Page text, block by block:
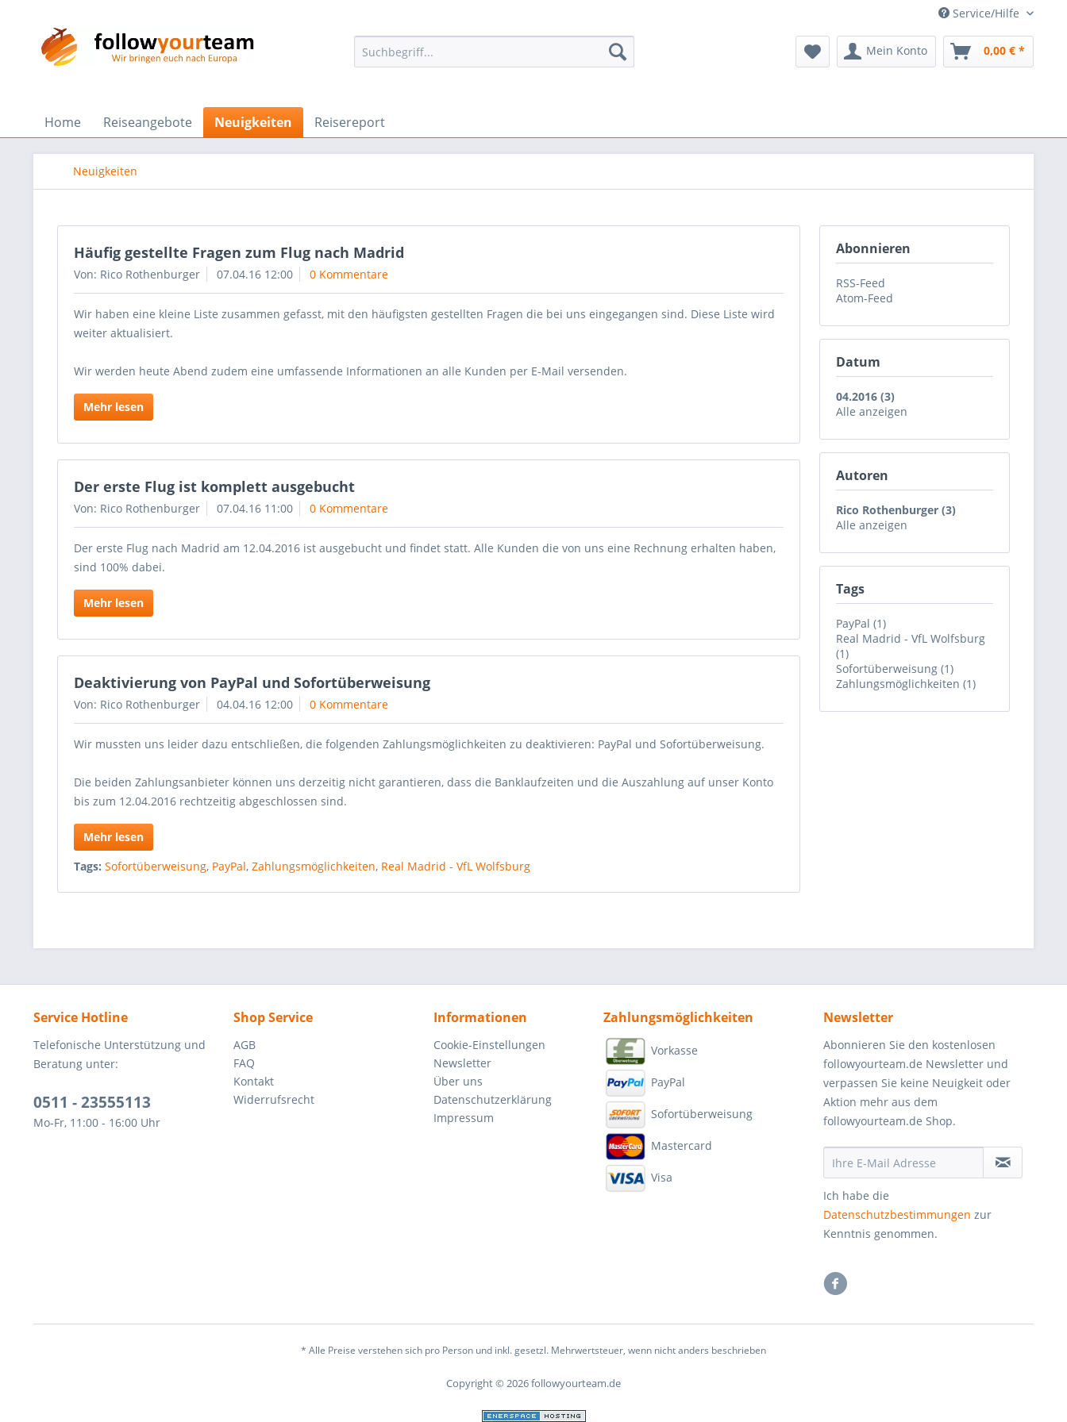
Service/Hilfe
Mein Konto 0,00 € *
Home Reiseangebote Neuigkeiten Reisereport
Neuigkeiten
Abonnieren
RSS-Feed
Atom-Feed
Datum
04.2016 (3)
Alle anzeigen
Autoren
Rico Rothenburger (3)
Alle anzeigen
Tags
PayPal (1)
Real Madrid - VfL Wolfsburg
(1)
Sofortüberweisung (1)
Zahlungsmöglichkeiten (1)
Häufig gestellte Fragen zum Flug nach Madrid
Von: Rico Rothenburger 07.04.16 12:00 0 Kommentare
Wir haben eine kleine Liste zusammen gefasst, mit den häufigsten gestellten Fragen die bei uns eingegangen sind. Diese Liste wird
weiter aktualisiert.
Wir werden heute Abend zudem eine umfassende Informationen an alle Kunden per E-Mail versenden.
Mehr lesen
Der erste Flug ist komplett ausgebucht
Von: Rico Rothenburger 07.04.16 11:00 0 Kommentare
Der erste Flug nach Madrid am 12.04.2016 ist ausgebucht und findet statt. Alle Kunden die von uns eine Rechnung erhalten haben,
sind 100% dabei.
Mehr lesen
Deaktivierung von PayPal und Sofortüberweisung
Von: Rico Rothenburger 04.04.16 12:00 0 Kommentare
Wir mussten uns leider dazu entschließen, die folgenden Zahlungsmöglichkeiten zu deaktivieren: PayPal und Sofortüberweisung.
Die beiden Zahlungsanbieter können uns derzeitig nicht garantieren, dass die Banklaufzeiten und die Auszahlung auf unser Konto
bis zum 12.04.2016 rechtzeitig abgeschlossen sind.
Mehr lesen
Tags: Sofortüberweisung, PayPal, Zahlungsmöglichkeiten, Real Madrid - VfL Wolfsburg
Service Hotline
Telefonische Unterstützung und
Beratung unter:
0511 - 23555113
Mo-Fr, 11:00 - 16:00 Uhr
Shop Service
AGB
FAQ
Kontakt
Widerrufsrecht
Informationen
Cookie-Einstellungen
Newsletter
Über uns
Datenschutzerklärung
Impressum
Zahlungsmöglichkeiten
Vorkasse
PayPal
Sofortüberweisung
Mastercard
Visa
Newsletter
Abonnieren Sie den kostenlosen
followyourteam.de Newsletter und
verpassen Sie keine Neuigkeit oder
Aktion mehr aus dem
followyourteam.de Shop.
Ich habe die
Datenschutzbestimmungen zur
Kenntnis genommen.
* Alle Preise verstehen sich pro Person und inkl. gesetzl. Mehrwertsteuer, wenn nicht anders beschrieben
Copyright © 2026 followyourteam.de